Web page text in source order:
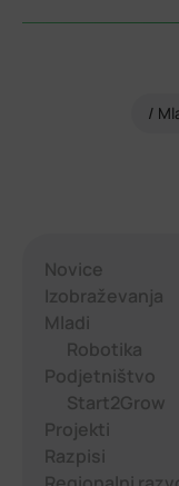
Novice
Izobraževanja
Mladi
Robotika
Podjetništvo
Start2Grow
Projekti
Razpisi